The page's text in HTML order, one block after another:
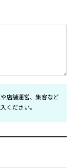
店舗運営、集客など
ください。